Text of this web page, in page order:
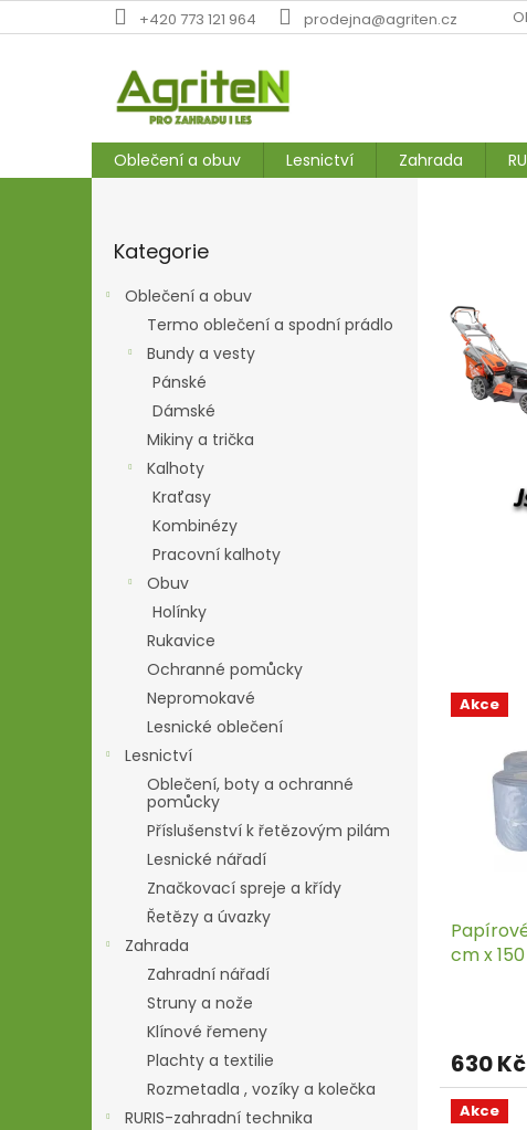
na
+420 773 121 964 prodejna@agriten.cz
Oblečení a obuv Lesnictví Zahrada
kategorie
Kategorie
Oblečení a obuv
Termo oblečení a spodní prádlo
Bundy a vesty
Pánské
Dámské
Mikiny a trička
Kalhoty
Kraťasy
Kombinézy
Pracovní kalhoty
Obuv
Holínky
Rukavice
Ochranné pomůcky
Nepromokavé
Lesnické oblečení
Lesnictví
Oblečení, boty a ochranné
pomůcky
Příslušenství k řetězovým pilám
Lesnické nářadí
Značkovací spreje a křídy
Řetězy a úvazky
Zahrada
Zahradní nářadí
Struny a nože
Klínové řemeny
Plachty a textilie
Rozmetadla , vozíky a kolečka
RURIS-zahradní technika
Akce
cm x
630 Kč
Akce